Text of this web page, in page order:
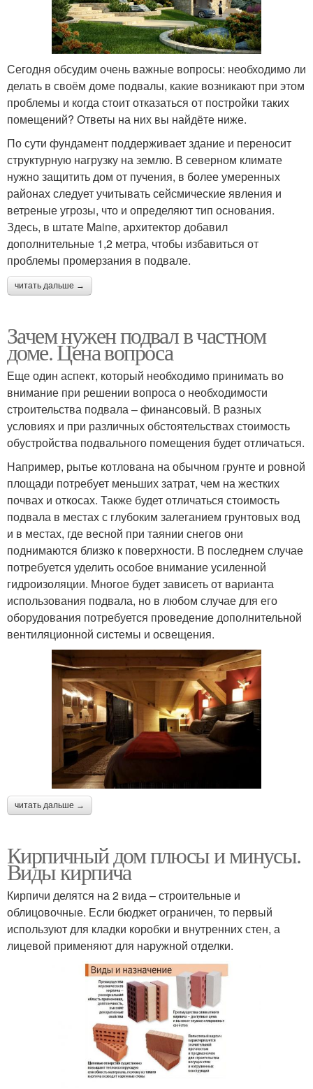
Сегодня обсудим очень важные вопросы: необходимо ли
делать в своём доме подвалы, какие возникают при этом
проблемы и когда стоит отказаться от постройки таких
помещений? Ответы на них вы найдёте ниже.
По сути фундамент поддерживает здание и переносит
структурную нагрузку на землю. В северном климате
нужно защитить дом от пучения, в более умеренных
районах следует учитывать сейсмические явления и
ветреные угрозы, что и определяют тип основания.
Здесь, в штате Maine, архитектор добавил
дополнительные 1,2 метра, чтобы избавиться от
проблемы промерзания в подвале.
читать дальше →
Зачем нужен подвал в частном
доме. Цена вопроса
Еще один аспект, который необходимо принимать во
внимание при решении вопроса о необходимости
строительства подвала – финансовый. В разных
условиях и при различных обстоятельствах стоимость
обустройства подвального помещения будет отличаться.
Например, рытье котлована на обычном грунте и ровной
площади потребует меньших затрат, чем на жестких
почвах и откосах. Также будет отличаться стоимость
подвала в местах с глубоким залеганием грунтовых вод
и в местах, где весной при таянии снегов они
поднимаются близко к поверхности. В последнем случае
потребуется уделить особое внимание усиленной
гидроизоляции. Многое будет зависеть от варианта
использования подвала, но в любом случае для его
оборудования потребуется проведение дополнительной
вентиляционной системы и освещения.
читать дальше →
Кирпичный дом плюсы и минусы.
Виды кирпича
Кирпичи делятся на 2 вида – строительные и
облицовочные. Если бюджет ограничен, то первый
используют для кладки коробки и внутренних стен, а
лицевой применяют для наружной отделки.